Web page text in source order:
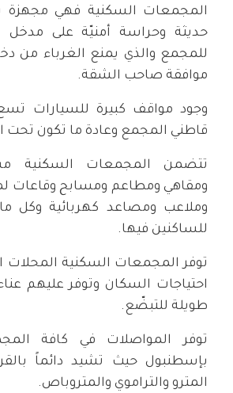
المجمعات السكنية فهي مجهزة
حديثة وحراسة أمنيّة على مدخل
للمجمع والذي يمنع الغرباء من
موافقة صاحب الشقة.
وجود مواقف كبيرة للسيارات
قاطني المجمع وعادة ما تكون تحت
تتضمن المجمعات السكنية
ومقاهي ومطاعم ومسابح وقاعات
وملاعب ومصاعد كهربائية وكل
للساكنين فيها.
توفر المجمعات السكنية المحلات
احتياجات السكان وتوفر عليهم
طويلة للتبضّع.
توفر المواصلات في كافة
بإسطنبول حيث تشيد دائماً
المترو والتراموي والمتروباص.